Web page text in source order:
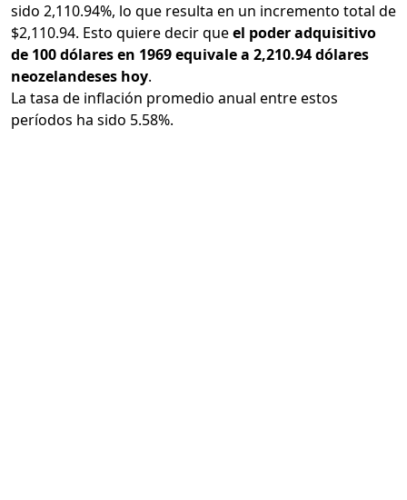
sido 2,110.94%, lo que resulta en un incremento total de
$2,110.94. Esto quiere decir queel poder adquisitivo
de 100 dólares en 1969 equivale a 2,210.94 dólares
neozelandeses hoy.
La tasa de inflación promedio anual entre estos
períodos ha sido 5.58%.